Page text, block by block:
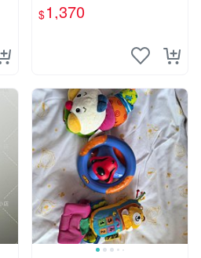
愛收藏首選 天使郵電熊 Mom
o熊 玩具
$1,370